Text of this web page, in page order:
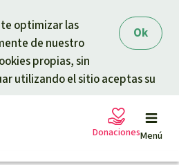
Ok
optimizar las
de nuestro
propias, sin
utilizando el sitio aceptas su
Menú
Donaciones